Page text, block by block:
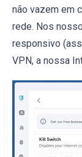
não vazem em
rede. Nos
responsivo
VPN, a nossa